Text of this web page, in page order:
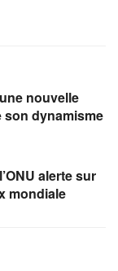
nouvelle
dynamisme
alerte sur
mondiale